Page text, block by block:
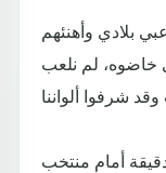
بلادي وأهنئهم
خاضوه، لم نلعب
"لابد أن تكون يقظًا لمدة 90 دقيقة أمام منتخب